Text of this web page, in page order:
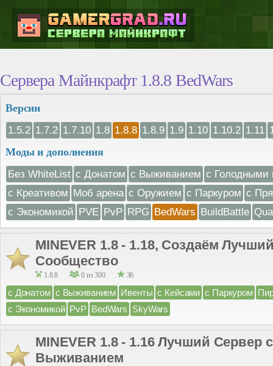
Сервера Майнкрафт 1.8.8 BedWars
Версии
1.5.2 1.7.2 1.7.10 1.8 1.8.8 1.8.9 1.9 1.10 1.10.2 1.11
Моды и дополнения
Без WhiteList с Донатом с Выживанием с Голодными
с Креативом Моб арена с Оружием с Паркуром с
с Экономикой PVE PvP RPG BedWars BuildBattle
MINEVER 1.8 - 1.18, Создаём
Сообщество
1.8.8 0 из 300 36
с Донатом с Выживанием Ивенты с Кейсами с Паркуром
с Экономикой PvP BedWars SkyWars
MINEVER 1.8 - 1.16 Лучший Сервер
Выживанием